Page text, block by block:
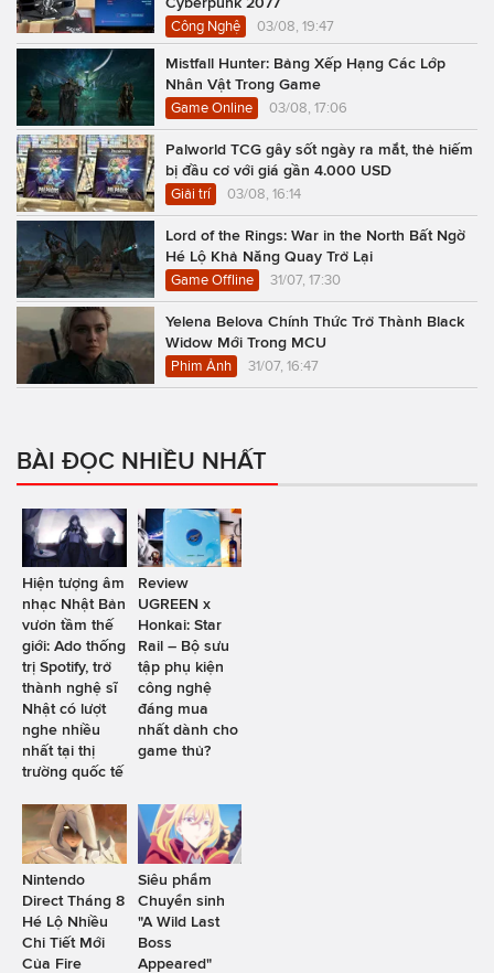
Công Nghệ 03/08, 19:47
Mistfall Hunter: Bảng Xếp Hạng Các Lớp
Nhân Vật Trong Game
Game Online 03/08, 17:06
Palworld TCG gây sốt ngày ra mắt, thẻ hiếm
bị đầu cơ với giá gần 4.000 USD
Giải trí 03/08, 16:14
Lord of the Rings: War in the North Bất Ngờ
Hé Lộ Khả Năng Quay Trở Lại
Game Offline 31/07, 17:30
Yelena Belova Chính Thức Trở Thành Black
Widow Mới Trong MCU
Phim Ảnh 31/07, 16:47
BÀI ĐỌC NHIỀU NHẤT
Hiện tượng âm
nhạc Nhật Bản
vươn tầm thế
giới: Ado thống
trị Spotify, trở
thành nghệ sĩ
Nhật có lượt
nghe nhiều
nhất tại thị
trường quốc tế
Review
UGREEN x
Honkai: Star
Rail – Bộ sưu
tập phụ kiện
công nghệ
đáng mua
nhất dành cho
game thủ?
Nintendo
Direct Tháng 8
Hé Lộ Nhiều
Chi Tiết Mới
Của Fire
Siêu phẩm
Chuyển sinh
"A Wild Last
Boss
Appeared"